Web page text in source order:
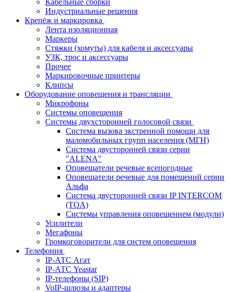
Кабельные сборки
Индустриальные решения
Крепёж и маркировка
Лента изоляционная
Маркеры
Стяжки (хомуты) для кабеля и аксессуары
УЗК, трос и аксессуары
Прочее
Маркировочные принтеры
Клипсы
Оборудование оповещения и трансляции
Микрофоны
Системы оповещения
Системы двухсторонней голосовой связи
Система вызова экстренной помощи для
маломобильных групп населения (МГН)
Система двусторонней связи серии
"ALENA"
Оповещатели речевые всепогодные
Оповещатели речевые для помещений серии
Альфа
Система двусторонней связи IP INTERCOM
(TOA)
Системы управления оповещением (модули)
Усилители
Мегафоны
Громкоговорители для систем оповещения
Телефония
IP-АТС Агат
IP-АТС Yeastar
IP-телефоны (SIP)
VoIP-шлюзы и адаптеры